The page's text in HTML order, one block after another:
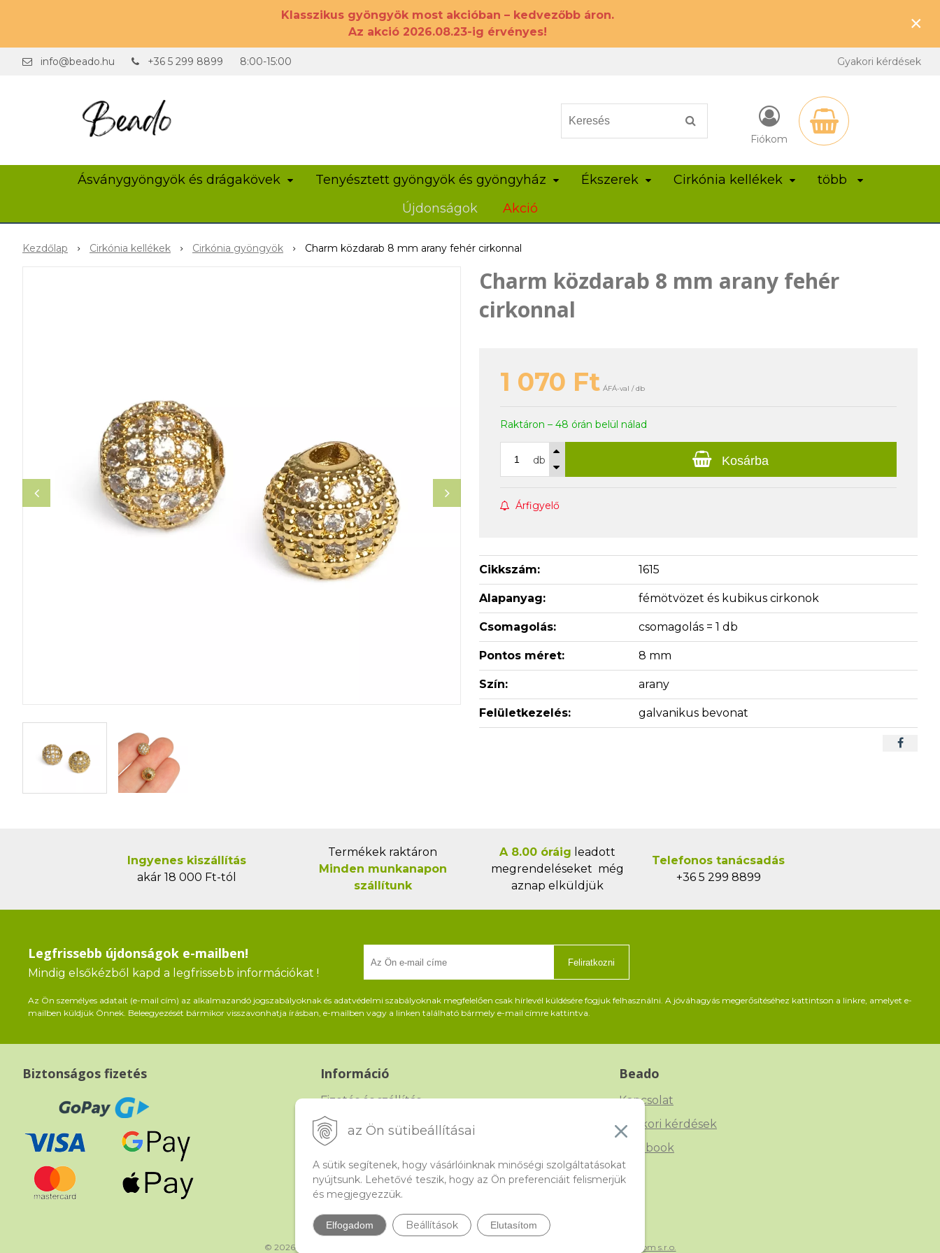
az Ön sütibeállításai
A sütik segítenek, hogy vásárlóinknak minőségi szolgáltatásokat
nyújtsunk. Lehetővé teszik, hogy az Ön preferenciáit felismerjük
és megjegyezzük.
Elfogadom Beállítások Elutasítom
Klasszikus gyöngyök most akcióban – kedvezőbb áron.
Az akció 2026.08.23-ig érvényes!
×
info@beado.hu +36 5 299 8899 8:00-15:00 Gyakori kérdések
Fiókom
Ásványgyöngyök és drágakövek Tenyésztett gyöngyök és gyöngyház Ékszerek Cirkónia kellékek
több
Újdonságok
Akció
Kezdőlap Cirkónia kellékek Cirkónia gyöngyök Charm közdarab 8 mm arany fehér cirkonnal
Charm közdarab 8 mm arany fehér
cirkonnal
1 070 Ft ÁFÁ-val / db
Raktáron – 48 órán belül nálad
db Kosárba
Árfigyelő
Cikkszám: 1615
Alapanyag: fémötvözet és kubikus cirkonok
Csomagolás: csomagolás = 1 db
Pontos méret: 8 mm
Szín: arany
Felületkezelés: galvanikus bevonat
Ingyenes kiszállítás
akár 18 000 Ft-tól
Termékek raktáron
Minden munkanapon
szállítunk
A 8.00 óráig leadott
megrendeléseket még
aznap elküldjük
Telefonos tanácsadás
+36 5 299 8899
Legfrissebb újdonságok e-mailben!
Mindig elsőkézből kapd a legfrissebb információkat !
Feliratkozni
Az Ön személyes adatait (e-mail cím) az alkalmazandó jogszabályoknak és adatvédelmi szabályoknak megfelelően csak hírlevél küldésére fogjuk felhasználni. A jóváhagyás megerősítéséhez kattintson a linkre, amelyet e-
mailben küldjük Önnek. Beleegyezését bármikor visszavonhatja írásban, e-mailben vagy a linken található bármely e-mail címre kattintva.
Biztonságos fizetés Információ
Fizetés és szállítás
Panasz, árucsere és visszáru
Szerződési feltételek
A személyes adatok védelme
Beado
Kapcsolat
Gyakori kérdések
Facebook
© 2026 beado.hu, a gyöngyök webáruháza • NextCom s.r.o.